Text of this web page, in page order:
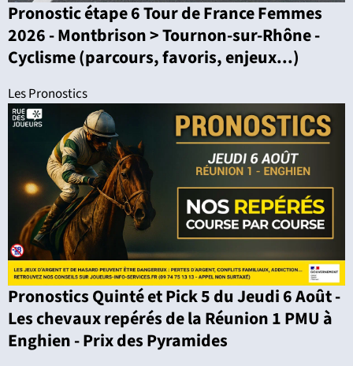
Pronostic étape 6 Tour de France Femmes
2026 - Montbrison > Tournon-sur-Rhône -
Cyclisme (parcours, favoris, enjeux...)
Les Pronostics
Pronostics Quinté et Pick 5 du Jeudi 6 Août -
Les chevaux repérés de la Réunion 1 PMU à
Enghien - Prix des Pyramides